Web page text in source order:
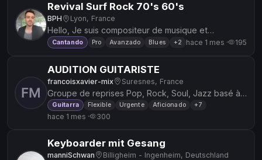
Revival Surf Rock 70's 60's
BPH Lyon, France
Hello, Je suis compositeur de musique et
intermittent, je lance ce nouveau projet dans le but
Cantando Pro Avanzado Blues +2 hace 1 mes · 195
AUDITION GUITARISTE
francoisxavier-mix Suresnes, France
Groupe de reprises Pop, Rock, Soul, Jazz basé à
Suresnes (92) cherche son futur guitariste. Bon
niveau demandé, assuran...
Guitarra Flexible Urgente Aficionado +7
hace 1 mes · 300
Keyboarder mit Gesang
manniSchwan Billigheim - Ingenheim, Deutschland